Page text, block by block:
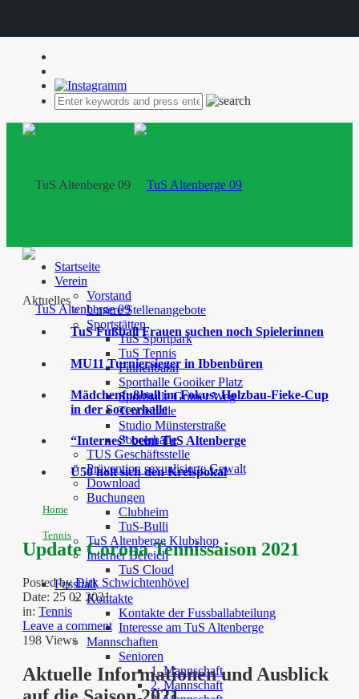
Startseite
Verein
Vorstand
Unsere Stellenangebote
Sportstätten
TuS Sportpark
TuS Tennis
Finnenbahn
Sporthalle Gooiker Platz
Sporthalle Grüner Weg
Tennishalle
Studio Münsterstraße
Soccerhalle
TUS Geschäftsstelle
Prävention sexualisierte Gewalt
Download
Buchungen
Clubheim
TuS-Bulli
TuS Altenberge Klubshop
Interner Bereich
TuS Cloud
Fussball
Kontakte
Kontakte der Fussballabteilung
Interesse am TuS Altenberge
Mannschaften
Senioren
1. Mannschaft
2. Mannschaft
Aktuelles
TuS Fußball Frauen suchen noch Spielerinnen
MU11 Turniersieger in Ibbenbüren
Mädchenfußball im Fokus: Holzbau-Fieke-Cup
in der Soccerhalle
“Internes” beim TuS Altenberge
Ü50 holt sich den Kreispokal
Home
Tennis
Update Corona Tennissaison 2021
Posted byDirk Schwichtenhövel
Date: 25 02 2021
in: Tennis
Leave a comment
198 Views
Aktuelle Informationen und Ausblick